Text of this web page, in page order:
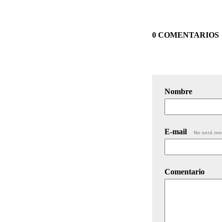
0 COMENTARIOS
Nombre
E-mail No será
Comentario